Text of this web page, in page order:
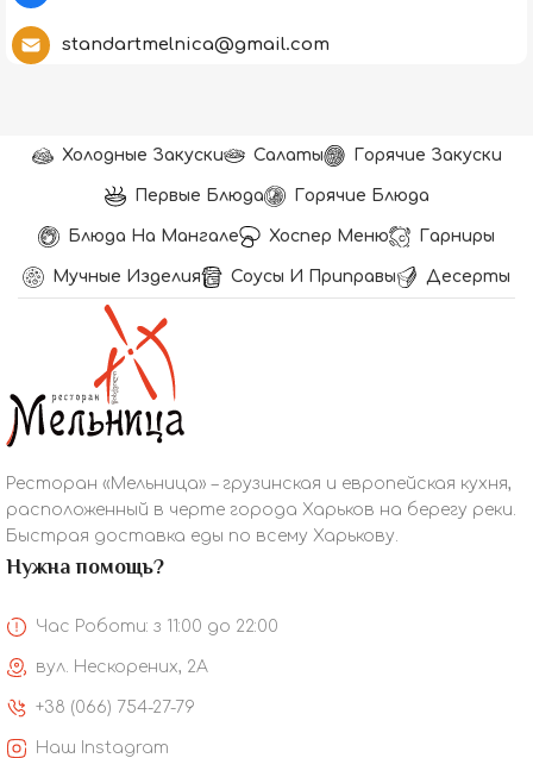
standartmelnica@gmail.com
Холодные Закуски Салаты Горячие Закуски
Первые Блюда Горячие Блюда
Блюда На Мангале Хоспер Меню Гарниры
Мучные Изделия Соусы И Приправы Десерты
Ресторан «Мельница» – грузинская и европейская кухня,
расположенный в черте города Харьков на берегу реки.
Быстрая доставка еды по всему Харькову.
Нужна помощь?
Час Роботи: з 11:00 до 22:00
вул. Нескорених, 2А
+38 (066) 754-27-79
Наш Instagram